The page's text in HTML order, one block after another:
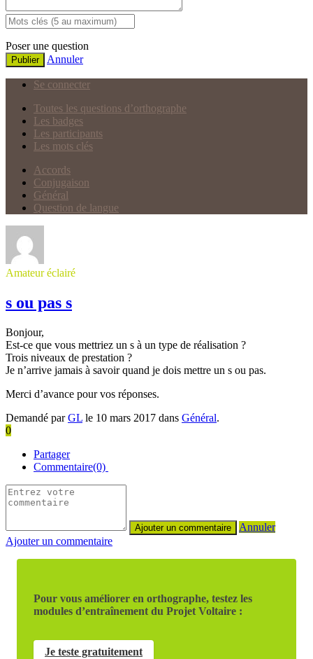
Poser une question
Publier Annuler
Se connecter
Toutes les questions d’orthographe
Les badges
Les participants
Les mots clés
Accords
Conjugaison
Général
Question de langue
Amateur éclairé
s ou pas s
Bonjour,
Est-ce que vous mettriez un s à un type de réalisation ?
Trois niveaux de prestation ?
Je n’arrive jamais à savoir quand je dois mettre un s ou pas.
Merci d’avance pour vos réponses.
Demandé parGL le 10 mars 2017 dans Général.
0
Partager
Commentaire(0)
Annuler
Ajouter un commentaire
Pour vous améliorer en orthographe, testez les
modules d’entraînement du Projet Voltaire :
Je teste gratuitement